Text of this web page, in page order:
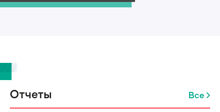
Отчеты Все